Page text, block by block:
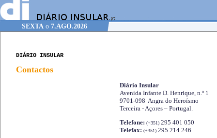
SEXTA o 7.AGO.2026
DIÁRIO INSULAR
Contactos
Diário Insular
Avenida Infante D. Henrique, n.º 1
9701-098 Angra do Heroísmo
Terceira - Açores – Portugal.
Telefone: (+351) 295 401 050
Telefax: (+351) 295 214 246